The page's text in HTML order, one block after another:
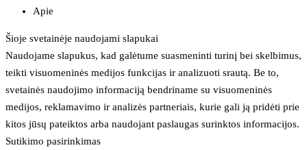
Apie
Šioje svetainėje naudojami slapukai
Naudojame slapukus, kad galėtume suasmeninti turinį bei skelbimus,
teikti visuomeninės medijos funkcijas ir analizuoti srautą. Be to,
svetainės naudojimo informaciją bendriname su visuomeninės
medijos, reklamavimo ir analizės partneriais, kurie gali ją pridėti prie
kitos jūsų pateiktos arba naudojant paslaugas surinktos informacijos.
Sutikimo pasirinkimas